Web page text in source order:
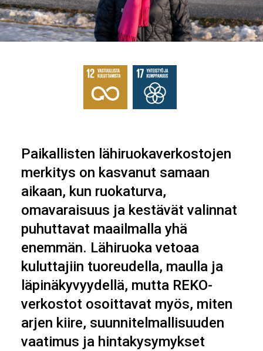
Paikallisten lähiruokaverkostojen
merkitys on kasvanut samaan
aikaan, kun ruokaturva,
omavaraisuus ja kestävät valinnat
puhuttavat maailmalla yhä
enemmän. Lähiruoka vetoaa
kuluttajiin tuoreudella, maulla ja
läpinäkyvyydellä, mutta REKO-
verkostot osoittavat myös, miten
arjen kiire, suunnitelmallisuuden
vaatimus ja hintakysymykset